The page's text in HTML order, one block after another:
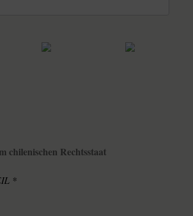
chilenischen Rechtsstaat
*